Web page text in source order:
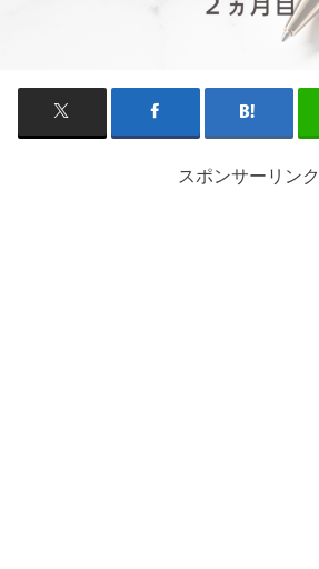
スポンサーリンク